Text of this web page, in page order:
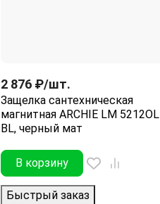
2 876 ₽/шт.
Защелка сантехническая
магнитная ARCHIE LM 5212OL
BL, черный мат
В корзину
Быстрый заказ